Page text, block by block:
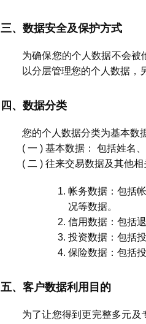
三、数据安全及保护方式
为确保您的个人数据不会被
以分层管理您的个人数据，
四、数据分类
您的个人数据分类为基本数
( 一 ) 基本数据： 包括姓名
( 二 ) 往来交易数据及其他相
帐务数据：包括
况等数据。
信用数据：包括
投资数据：包括
保险数据：包括
五、客户数据利用目的
为了让您得到更完整多元